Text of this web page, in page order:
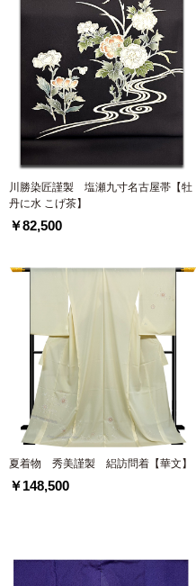
川勝染匠謹製 塩瀬九寸名古屋帯【牡
丹に水 こげ茶】
￥82,500
夏着物 秀美謹製 絽訪問着【華文】
￥148,500